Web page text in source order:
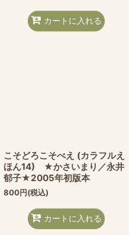
カートに入れる
こそどろこそべえ (カラフルえ
ほん14) ★かさいまり／永井
郁子★2005年初版本
800円(税込)
カートに入れる